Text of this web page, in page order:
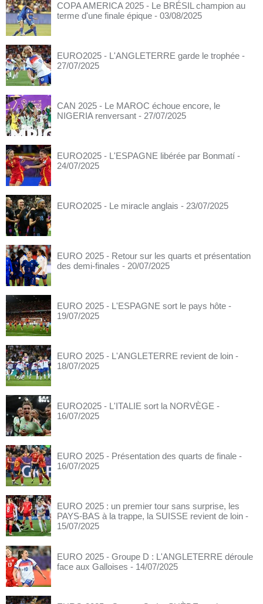
COPA AMERICA 2025 - Le BRÉSIL champion au
terme d'une finale épique - 03/08/2025
EURO2025 - L'ANGLETERRE garde le trophée -
27/07/2025
CAN 2025 - Le MAROC échoue encore, le
NIGERIA renversant - 27/07/2025
EURO2025 - L'ESPAGNE libérée par Bonmatí -
24/07/2025
EURO2025 - Le miracle anglais - 23/07/2025
EURO 2025 - Retour sur les quarts et présentation
des demi-finales - 20/07/2025
EURO 2025 - L'ESPAGNE sort le pays hôte -
19/07/2025
EURO 2025 - L'ANGLETERRE revient de loin -
18/07/2025
EURO2025 - L'ITALIE sort la NORVÈGE -
16/07/2025
EURO 2025 - Présentation des quarts de finale -
16/07/2025
EURO 2025 : un premier tour sans surprise, les
PAYS-BAS à la trappe, la SUISSE revient de loin -
15/07/2025
EURO 2025 - Groupe D : L'ANGLETERRE déroule
face aux Galloises - 14/07/2025